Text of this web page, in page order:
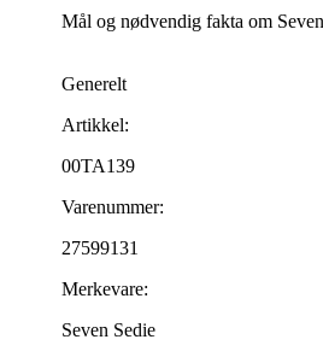
Mål og nødvendig fakta om
Generelt
Artikkel:
00TA139
Varenummer:
27599131
Merkevare:
Seven Sedie